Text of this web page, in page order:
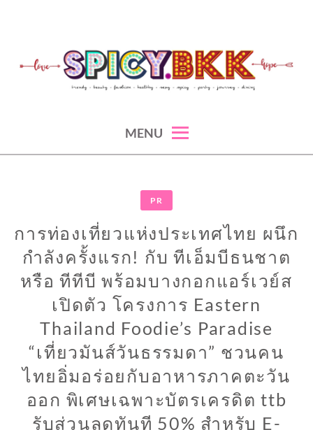
content
MENU
PR
การท่องเที่ยวแห่งประเทศไทย ผนึก
กำลังครั้งแรก! กับ ทีเอ็มบีธนชาต
หรือ ทีทีบี พร้อมบางกอกแอร์เวย์ส
เปิดตัว โครงการ Eastern
Thailand Foodie’s Paradise
“เที่ยวมันส์วันธรรมดา” ชวนคน
ไทยอิ่มอร่อยกับอาหารภาคตะวัน
ออก พิเศษเฉพาะบัตรเครดิต ttb
รับส่วนลดทันที 50% สำหรับ E-